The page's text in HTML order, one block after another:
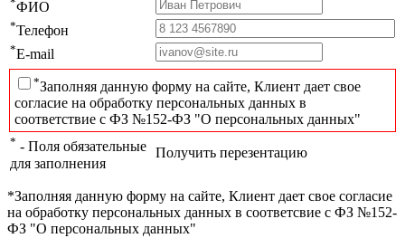
ФИО
*Телефон
*E-mail
*Заполняя данную форму на сайте, Клиент дает свое
согласие на обработку персональных данных в
соответствие с ФЗ №152-ФЗ "О персональных данных"
* - Поля обязательные
для заполнения
Получить перезентацию
*Заполняя данную форму на сайте, Клиент дает свое согласие
на обработку персональных данных в соответсвие с ФЗ №152-
ФЗ "О персональных данных"